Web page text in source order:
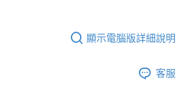
顯示電腦版詳細說明
客服